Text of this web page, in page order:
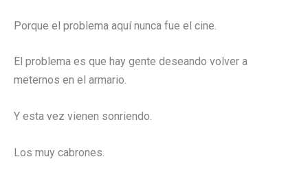
Porque el problema aquí nunca fue el cine.
El problema es que hay gente deseando volver a
meternos en el armario.
Y esta vez vienen sonriendo.
Los muy cabrones.